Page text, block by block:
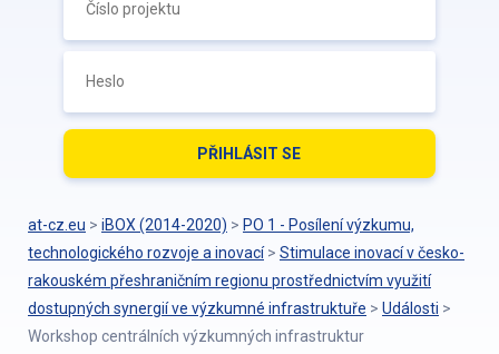
at-cz.eu > iBOX (2014-2020) > PO 1 - Posílení výzkumu,
technologického rozvoje a inovací > Stimulace inovací v česko-
rakouském přeshraničním regionu prostřednictvím využití
dostupných synergií ve výzkumné infrastruktuře > Události >
Workshop centrálních výzkumných infrastruktur